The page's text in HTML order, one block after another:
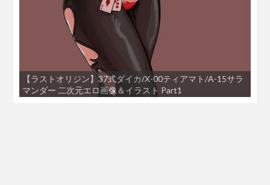
【ラストオリジン】37式ダイカ/X-00ティアマト/A-15サラ
マンダー 二次元エロ画像＆イラスト Part1